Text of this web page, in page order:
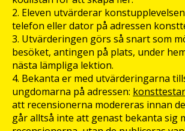
Eleven utvärderar
telefon eller dator på adressen
Utvärderingen görs så snart som
besöket, antingen på plats, under
nästa lämpliga lektion.
Bekanta er med utvärderingarna
ungdomarna på adressen:
att recensionerna modereras innan
går alltså inte att genast bekanta sig